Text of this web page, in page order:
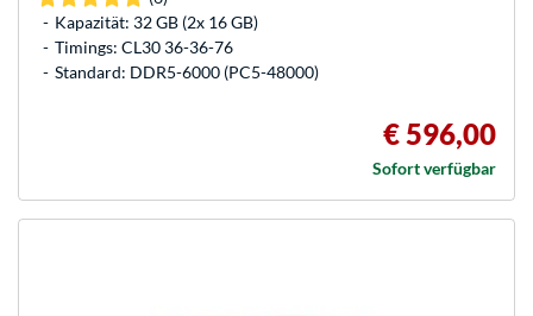
Kapazität: 32 GB (2x 16 GB)
Timings: CL30 36-36-76
Standard: DDR5-6000 (PC5-48000)
€ 596,00
Sofort verfügbar